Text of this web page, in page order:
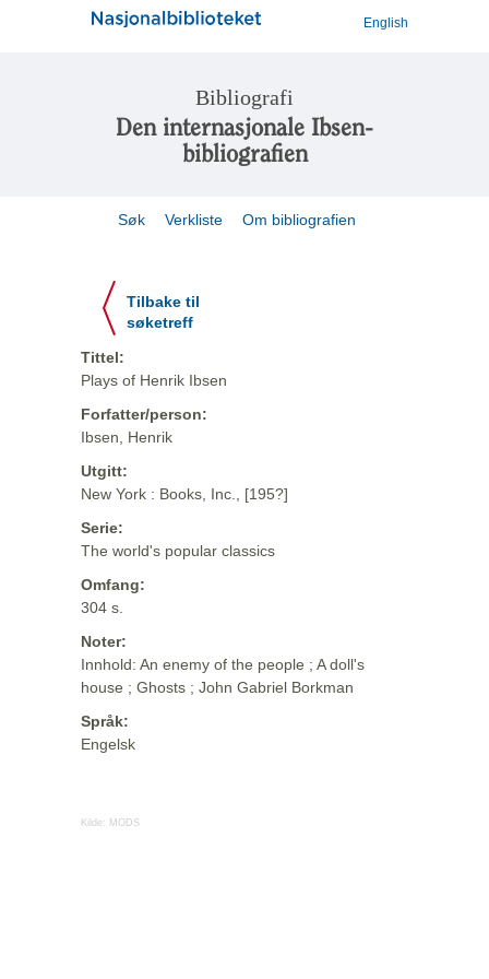
English
Bibliografi
Den internasjonale Ibsen-
bibliografien
Søk Verkliste Om bibliografien
Tilbake til
søketreff
Tittel:
Plays of Henrik Ibsen
Forfatter/person:
Ibsen, Henrik
Utgitt:
New York : Books, Inc., [195?]
Serie:
The world's popular classics
Omfang:
304 s.
Noter:
Innhold: An enemy of the people ; A doll's
house ; Ghosts ; John Gabriel Borkman
Språk:
Engelsk
Kilde: MODS